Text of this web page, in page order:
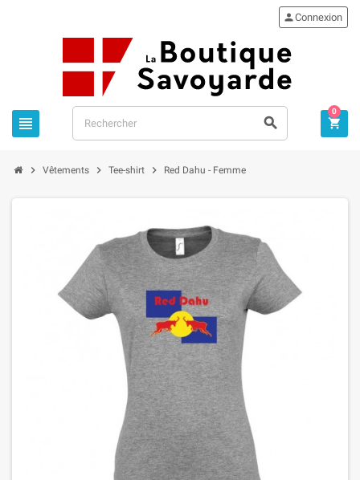
 
Connexion

0
 Vêtements  Tee-shirt  Red Dahu - Femme